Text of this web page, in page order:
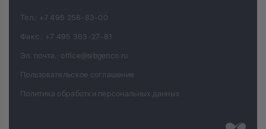
Тел.: +7 495 258-83-00
Факс.: +7 495 363-27-81
Эл. почта.: office@sibgenco.ru
Пользовательское соглашение
Политика обработки персональных данных